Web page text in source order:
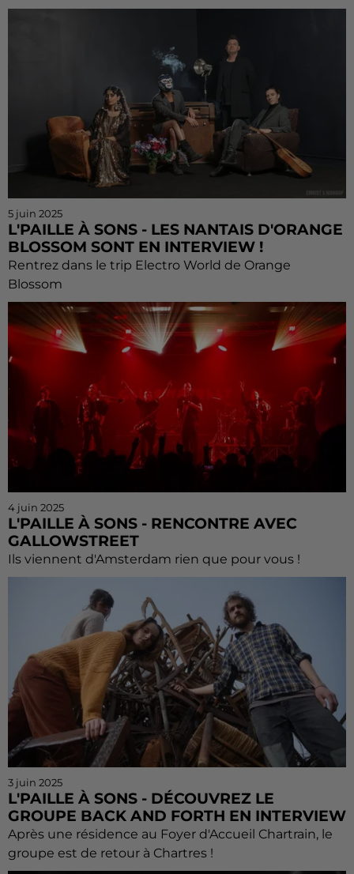
5 juin 2025
L'PAILLE À SONS - LES NANTAIS D'ORANGE
BLOSSOM SONT EN INTERVIEW !
Rentrez dans le trip Electro World de Orange
Blossom
4 juin 2025
L'PAILLE À SONS - RENCONTRE AVEC
GALLOWSTREET
Ils viennent d'Amsterdam rien que pour vous !
3 juin 2025
L'PAILLE À SONS - DÉCOUVREZ LE
GROUPE BACK AND FORTH EN INTERVIEW
Après une résidence au Foyer d'Accueil Chartrain, le
groupe est de retour à Chartres !